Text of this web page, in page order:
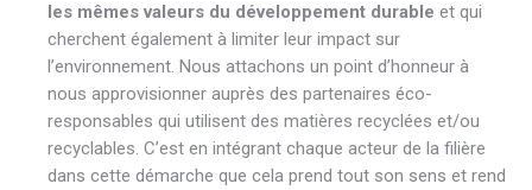
les mêmes valeurs du développement durable et qui
cherchent également à limiter leur impact sur
l’environnement. Nous attachons un point d’honneur à
nous approvisionner auprès des partenaires éco-
responsables qui utilisent des matières recyclées et/ou
recyclables. C’est en intégrant chaque acteur de la filière
dans cette démarche que cela prend tout son sens et rend